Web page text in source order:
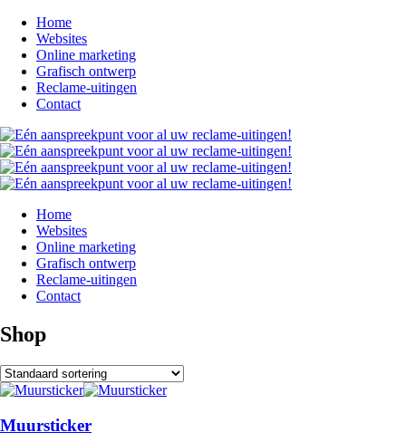
Home
Websites
Online marketing
Grafisch ontwerp
Reclame-uitingen
Contact
Home
Websites
Online marketing
Grafisch ontwerp
Reclame-uitingen
Contact
Shop
Muursticker